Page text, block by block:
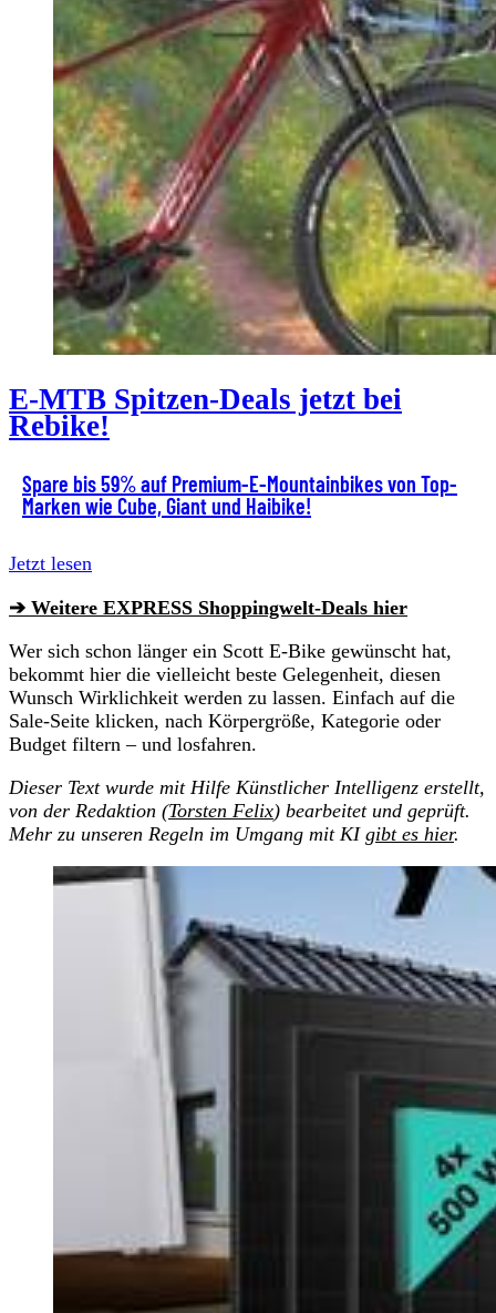
E-MTB Spitzen-Deals jetzt bei
Rebike!
Spare bis 59% auf Premium-E-Mountainbikes von Top-
Marken wie Cube, Giant und Haibike!
Jetzt lesen
➔ Weitere EXPRESS Shoppingwelt-Deals hier
Wer sich schon länger ein Scott E-Bike gewünscht hat,
bekommt hier die vielleicht beste Gelegenheit, diesen
Wunsch Wirklichkeit werden zu lassen. Einfach auf die
Sale-Seite klicken, nach Körpergröße, Kategorie oder
Budget filtern – und losfahren.
Dieser Text wurde mit Hilfe Künstlicher Intelligenz erstellt,
von der Redaktion (Torsten Felix) bearbeitet und geprüft.
Mehr zu unseren Regeln im Umgang mit KI gibt es hier.